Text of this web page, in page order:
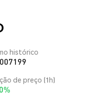
histórico
de preço (1h)